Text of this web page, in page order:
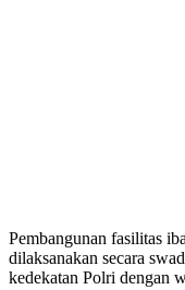
Pembangunan fasilitas
dilaksanakan secara
kedekatan Polri dengan